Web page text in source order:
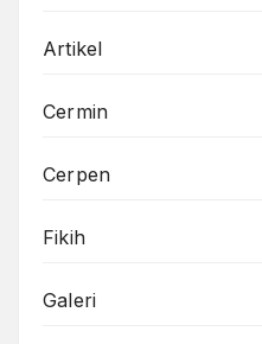
Artikel
Cermin
Cerpen
Fikih
Galeri